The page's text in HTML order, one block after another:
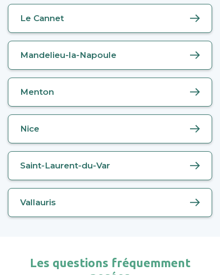
Le Cannet
Mandelieu-la-Napoule
Menton
Nice
Saint-Laurent-du-Var
Vallauris
Les questions fréquemment